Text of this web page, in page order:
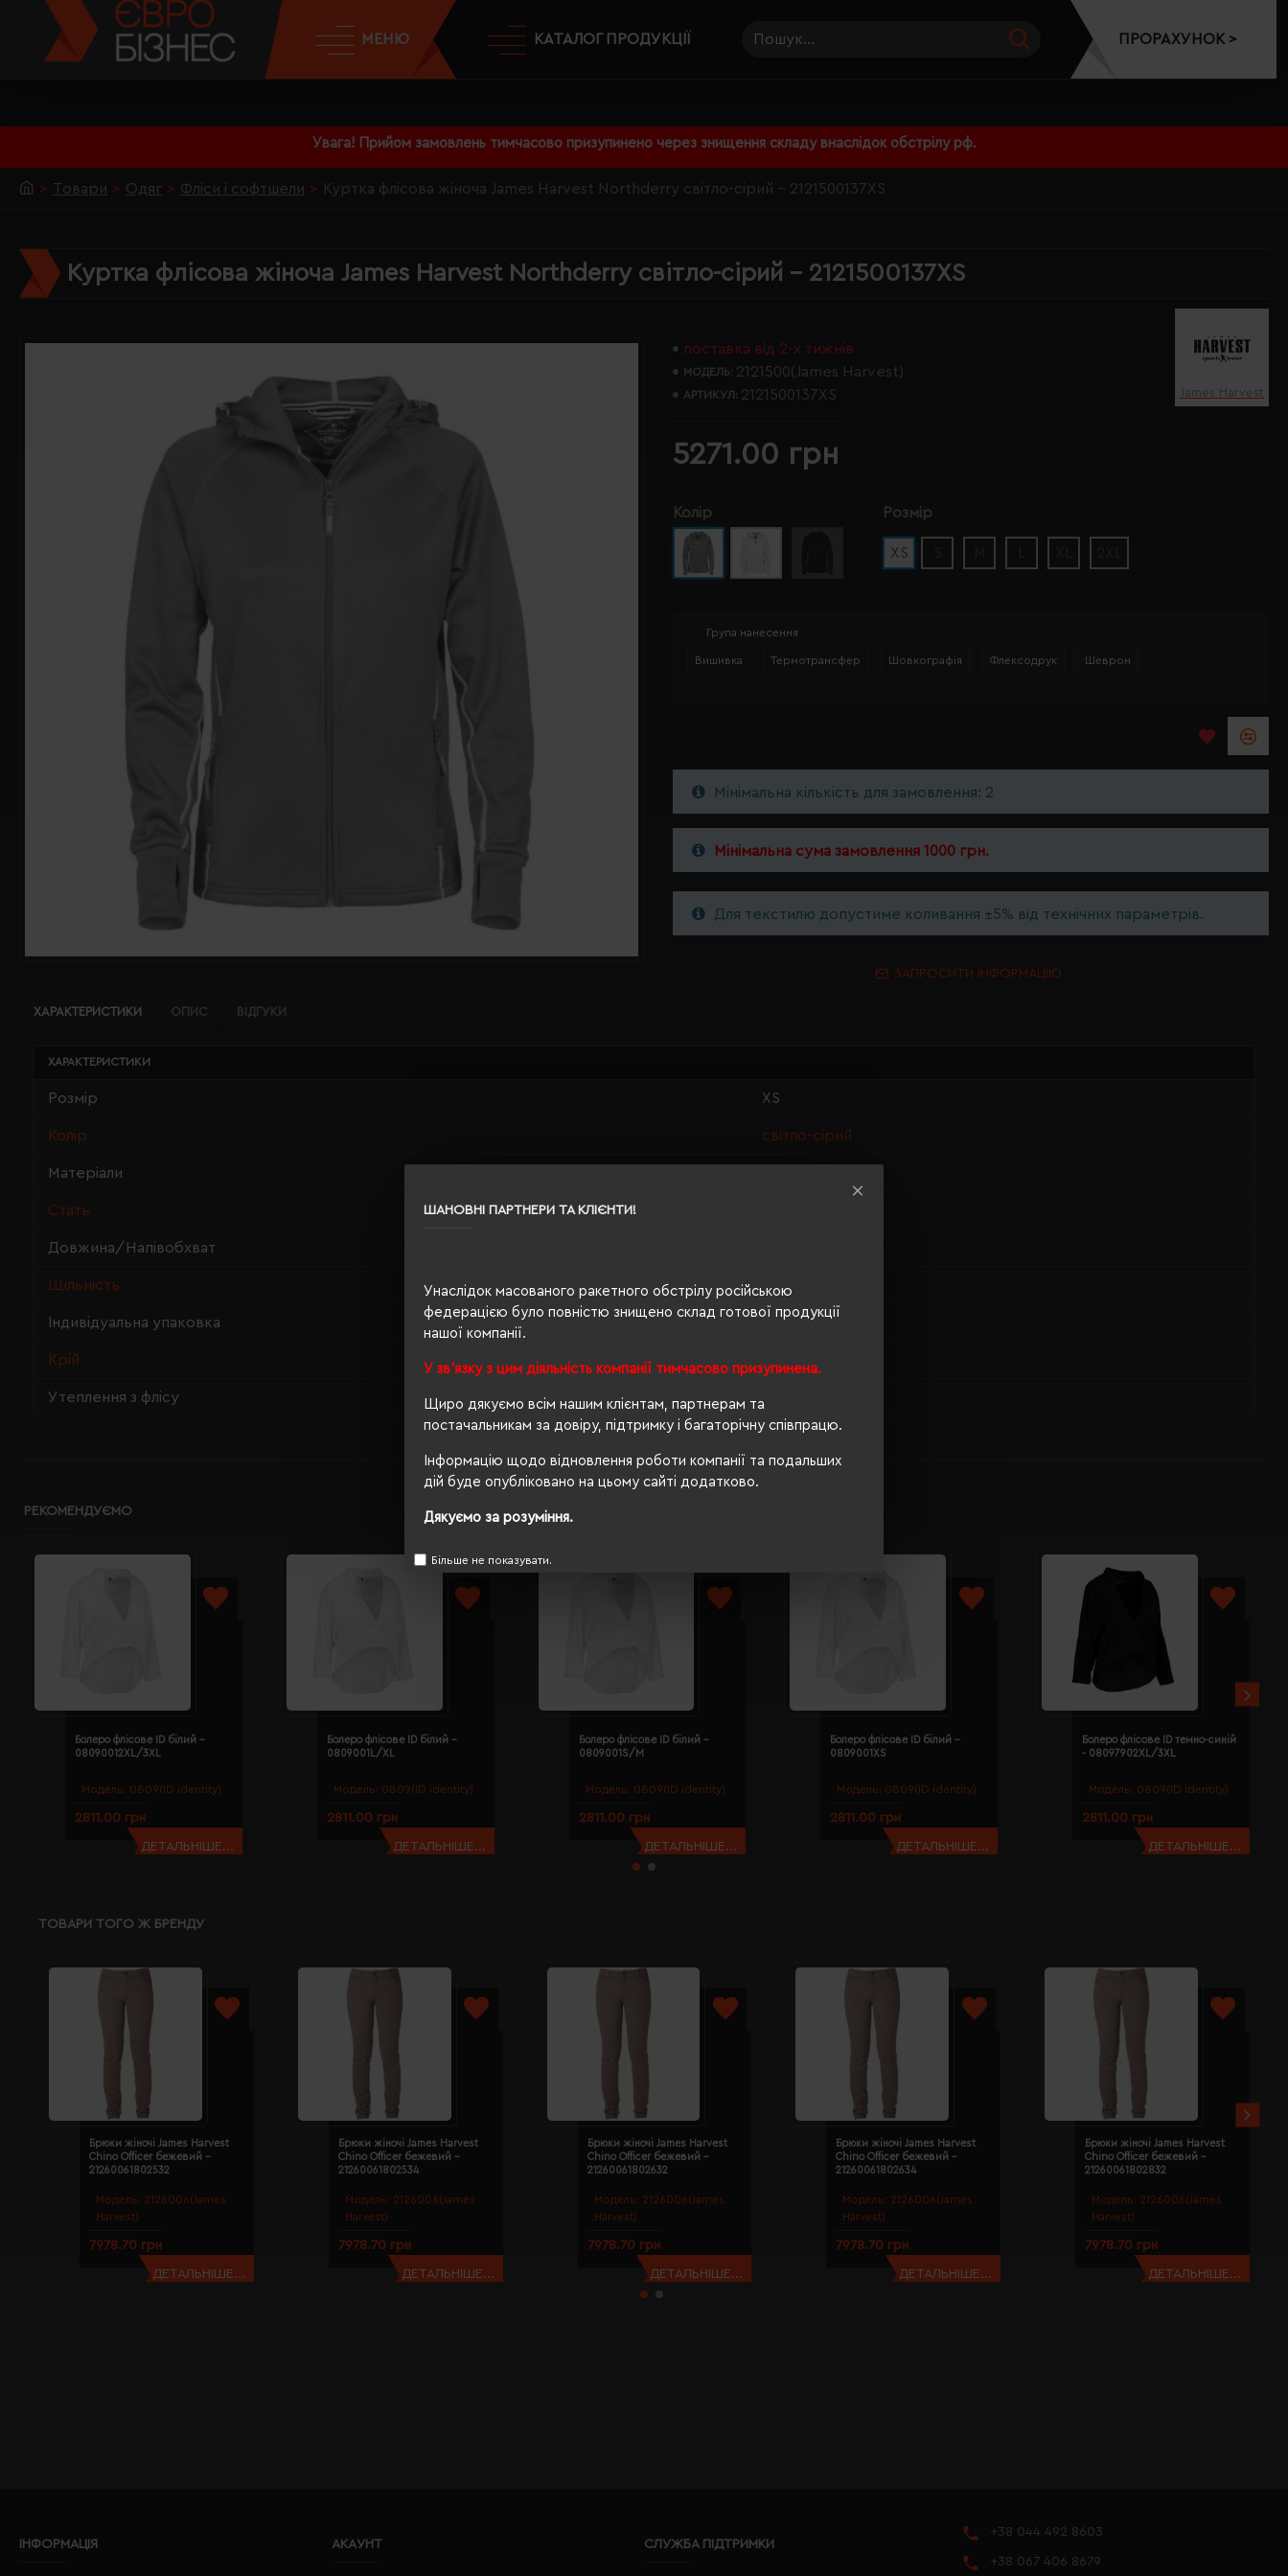
ШАНОВНІ ПАРТНЕРИ ТА КЛІЄНТИ!
Унаслідок масованого ракетного обстрілу російською
федерацією було повністю знищено склад готової продукції
нашої компанії.
У зв'язку з цим діяльність компанії тимчасово призупинена.
Щиро дякуємо всім нашим клієнтам, партнерам та
постачальникам за довіру, підтримку і багаторічну співпрацю.
Інформацію щодо відновлення роботи компанії та подальших
дій буде опубліковано на цьому сайті додатково.
Дякуємо за розуміння.
Більше не показувати.
Увага! Прийом замовлень тимчасово призупинено через знищення складу внаслідок обстрілу рф.
МЕНЮ КАТАЛОГ ПРОДУКЦІЇ ПРОРАХУНОК >
Товари Одяг Фліси і софтшели Куртка флісова жіноча James Harvest Northderry світло-сірий - 2121500137XS
Куртка флісова жіноча James Harvest Northderry світло-сірий - 2121500137XS
поставка від 2-х тижнів
МОДЕЛЬ: 2121500(James Harvest)
АРТИКУЛ: 2121500137XS James Harvest
5271.00 грн
Колір Розмір
XS
Група нанесення
Вишивка Термотрансфер Шовкографія Флексодрук Шеврон
Мінімальна кількість для замовлення: 2
Мінімальна сума замовлення 1000 грн.
Для текстилю допустиме коливання ±5% від технічних параметрів.
ЗАПРОСИТИ ІНФОРМАЦІЮ
ХАРАКТЕРИСТИКИ ОПИС ВІДГУКИ
ХАРАКТЕРИСТИКИ
Розмір XS
Колір світло-сірий
Матеріали
Стать
Довжина/Напівобхват
Щільність 300 г/м²
Індивідуальна упаковка п/е пакет
Крій
Утеплення з флісу
РЕКОМЕНДУЄМО
Модель: 0809(ID identity)
Болеро флісове ID білий -
08090012XL/3XL
2811.00 грн
ДЕТАЛЬНІШЕ...
Модель: 0809(ID identity)
Болеро флісове ID білий -
0809001L/XL
2811.00 грн
ДЕТАЛЬНІШЕ...
Модель: 0809(ID identity)
Болеро флісове ID білий -
0809001S/M
2811.00 грн
ДЕТАЛЬНІШЕ...
Модель: 0809(ID identity)
Болеро флісове ID білий -
0809001XS
2811.00 грн
ДЕТАЛЬНІШЕ...
Модель: 0809(ID identity)
Болеро флісове ID темно-синій
- 08097902XL/3XL
2811.00 грн
ДЕТАЛЬНІШЕ...
ТОВАРИ ТОГО Ж БРЕНДУ
Модель: 2126006(James
Harvest)
Брюки жіночі James Harvest
Chino Officer бежевий -
21260061802532
7978.70 грн
ДЕТАЛЬНІШЕ...
Модель: 2126006(James
Harvest)
Брюки жіночі James Harvest
Chino Officer бежевий -
21260061802534
7978.70 грн
ДЕТАЛЬНІШЕ...
Модель: 2126006(James
Harvest)
Брюки жіночі James Harvest
Chino Officer бежевий -
21260061802632
7978.70 грн
ДЕТАЛЬНІШЕ...
Модель: 2126006(James
Harvest)
Брюки жіночі James Harvest
Chino Officer бежевий -
21260061802634
7978.70 грн
ДЕТАЛЬНІШЕ...
Модель: 2126006(James
Harvest)
Брюки жіночі James Harvest
Chino Officer бежевий -
21260061802832
7978.70 грн
ДЕТАЛЬНІШЕ...
ІНФОРМАЦІЯ АКАУНТ СЛУЖБА ПІДТРИМКИ
+38 044 492 8603
+38 067 406 8679